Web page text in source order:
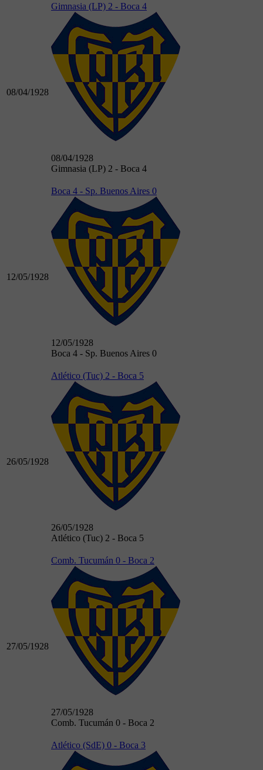
08/04/1928
Gimnasia (LP) 2 - Boca 4
08/04/1928
Gimnasia (LP) 2 - Boca 4
12/05/1928
Boca 4 - Sp. Buenos Aires 0
12/05/1928
Boca 4 - Sp. Buenos Aires 0
26/05/1928
Atlético (Tuc) 2 - Boca 5
26/05/1928
Atlético (Tuc) 2 - Boca 5
27/05/1928
Comb. Tucumán 0 - Boca 2
27/05/1928
Comb. Tucumán 0 - Boca 2
Atlético (SdE) 0 - Boca 3